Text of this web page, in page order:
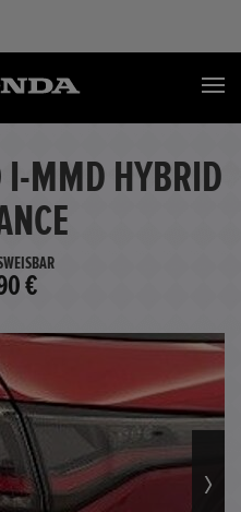
I-MMD HYBRID
€